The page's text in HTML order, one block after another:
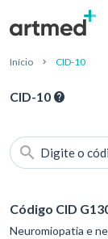
Início CID-10
CID-10
Digite o
Código CID
Neuromiopatia e